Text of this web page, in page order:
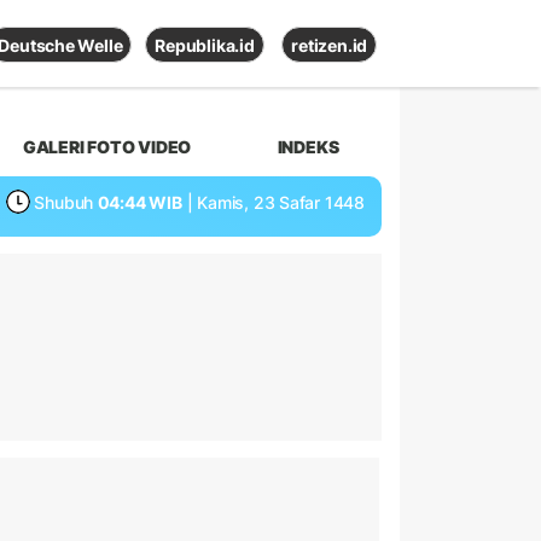
Deutsche Welle Republika.id retizen.id
GALERI FOTO VIDEO INDEKS
Shubuh 04:44 WIB | Kamis, 23 Safar 1448